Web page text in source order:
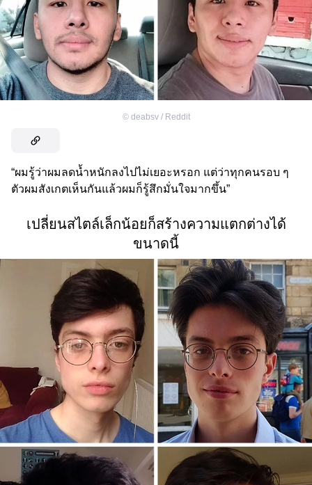
© deabsv / Reddit
“ผมรู้ว่าผมลดน้ำหนักลงไปไม่เยอะหรอก แต่ว่าทุกคนรอบ ๆ
ตัวผมสังเกตเห็นกันแล้วผมก็รู้สึกมั่นใจมากขึ้น”
เปลี่ยนสไตล์เล็กน้อยก็สร้างความแตกต่างได้
ขนาดนี้